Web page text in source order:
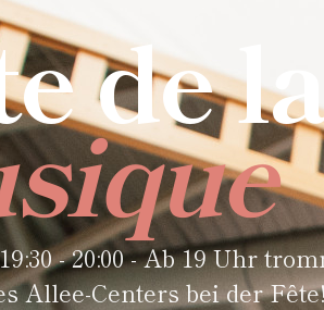
de la
19:30 - 20:00 - Ab 19 Uhr
Allee-Centers bei der